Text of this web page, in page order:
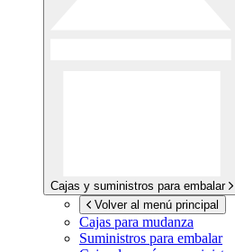
Cajas y suministros para embalar
Volver al menú principal
Cajas para mudanza
Suministros para embalar